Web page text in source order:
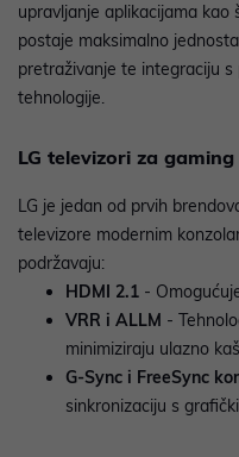
upravljanje aplikacijama kao
postaje maksimalno
pretraživanje te integraciju
tehnologije.
LG televizori za gaming
LG je jedan od prvih
televizore modernim
podržavaju:
HDMI 2.1 -
VRR i ALLM -
minimiziraju ulazno
G-Sync i FreeSync
sinkronizaciju s